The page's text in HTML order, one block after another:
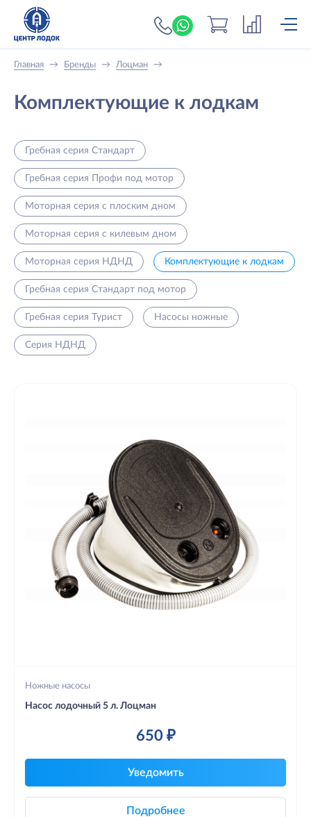
+7 (919) 698-56-
Главная → Бренды → Лоцман →
Комплектующие к лодкам
Гребная серия Стандарт
Гребная серия Профи под мотор
Моторная серия с плоским дном
Моторная серия с килевым дном
Моторная серия НДНД Комплектующие к лодкам
Гребная серия Стандарт под мотор
Гребная серия Турист Насосы ножные
Серия НДНД
Ножные насосы
Насос лодочный 5 л. Лоцман
650 ₽
Уведомить
Подробнее